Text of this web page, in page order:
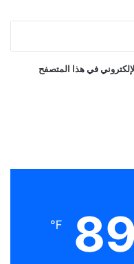
في هذا المتصفح
89
℉